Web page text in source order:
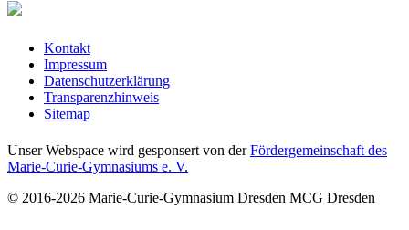
Kontakt
Impressum
Datenschutzerklärung
Transparenzhinweis
Sitemap
Unser Webspace wird gesponsert von derFördergemeinschaft des
Marie-Curie-Gymnasiums e. V.
© 2016-2026 Marie-Curie-Gymnasium Dresden MCG Dresden